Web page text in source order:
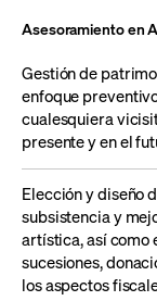
Asesoramiento en
Gestiónde
enfoque
cualesquiera
presente y en el
Elección y diseño
subsistencia y
artística, así como
sucesiones,
los aspectos